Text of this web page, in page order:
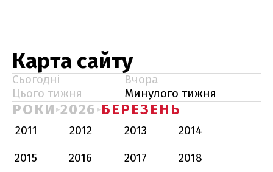
Карта сайту
Сьогодні
Вчора
Цього тижня
Минулого тижня
РОКИ 2026 БЕРЕЗЕНЬ
2011 2012 2013
2014
2015
2016 2017
2018